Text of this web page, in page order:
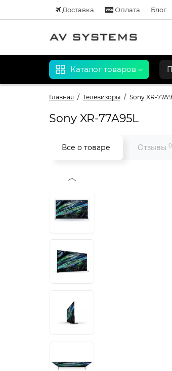
Доставка Оплата Блог
Каталог товаров
Главная Телевизоры Sony XR-
Sony XR-77A95L
Все о товаре Отзывы 0